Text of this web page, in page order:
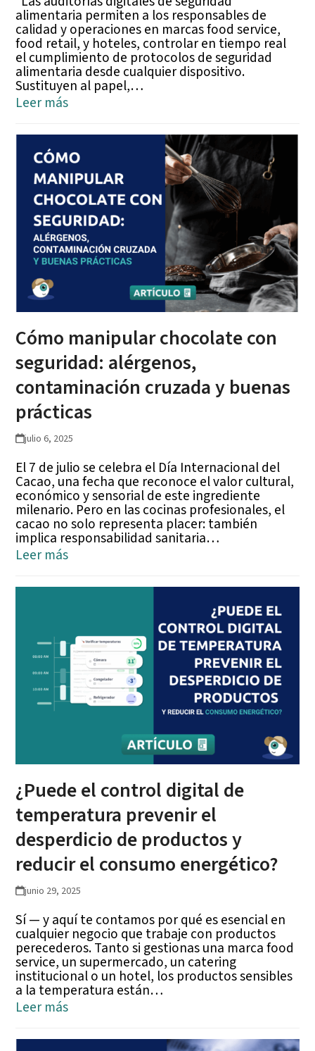
alimentaria permiten a los responsables de
calidad y operaciones en marcas food service,
food retail, y hoteles, controlar en tiempo real
el cumplimiento de protocolos de seguridad
alimentaria desde cualquier dispositivo.
Sustituyen al papel,…
Leer más
Cómo manipular chocolate con
seguridad: alérgenos,
contaminación cruzada y buenas
prácticas
julio 6, 2025
El 7 de julio se celebra el Día Internacional del
Cacao, una fecha que reconoce el valor cultural,
económico y sensorial de este ingrediente
milenario. Pero en las cocinas profesionales, el
cacao no solo representa placer: también
implica responsabilidad sanitaria…
Leer más
¿Puede el control digital de
temperatura prevenir el
desperdicio de productos y
reducir el consumo energético?
junio 29, 2025
Sí — y aquí te contamos por qué es esencial en
cualquier negocio que trabaje con productos
perecederos. Tanto si gestionas una marca food
service, un supermercado, un catering
institucional o un hotel, los productos sensibles
a la temperatura están…
Leer más